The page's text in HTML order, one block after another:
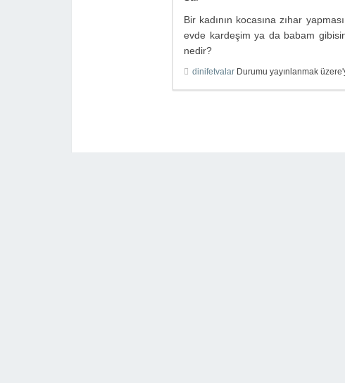
Bir kadının kocasına zıhar
evde kardeşim ya da babam
nedir?
dinifetvalar Durumu yayınlanmak